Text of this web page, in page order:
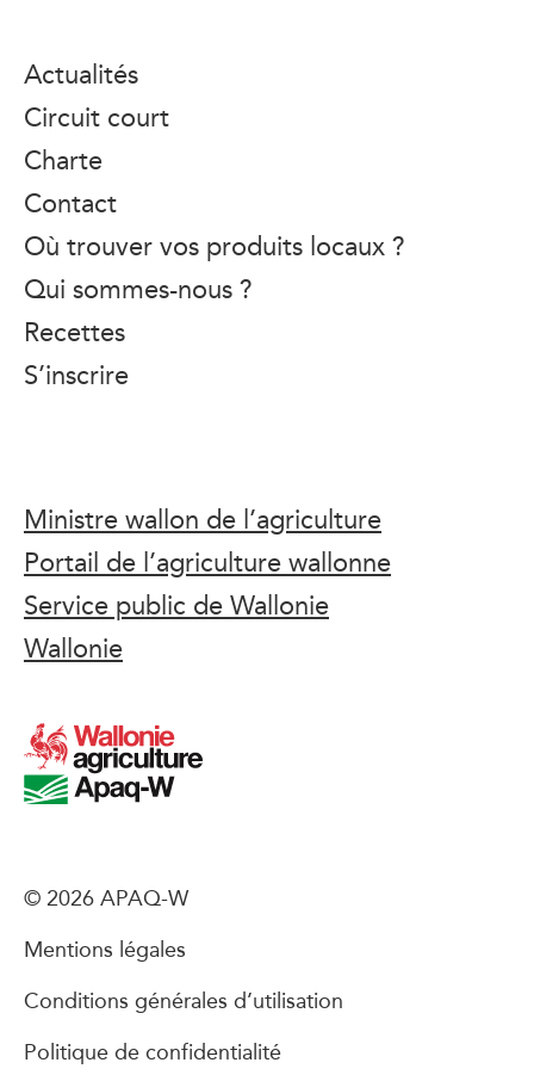
Actualités
Circuit court
Charte
Contact
Où trouver vos produits locaux ?
Qui sommes-nous ?
Recettes
S’inscrire
Ministre wallon de l’agriculture
Portail de l’agriculture wallonne
Service public de Wallonie
Wallonie
© 2026 APAQ-W
Mentions légales
Conditions générales d’utilisation
Politique de confidentialité